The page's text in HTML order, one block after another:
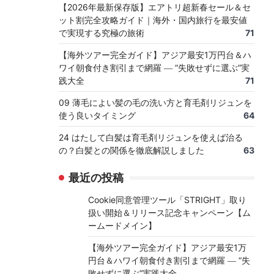
【2026年最新保存版】エアトリ超新春セール＆セ
ット割完全攻略ガイド｜海外・国内旅行を最安値
で実現する究極の旅術
71
【海外ツアー完全ガイド】アジア最安1万円台＆ハ
ワイ朝食付き割引まで網羅 ― “失敗せずに選ぶ”実
践大全
71
09 薄毛によい髪の毛の洗い方と育毛剤リジュンを
使う良いタイミング
64
24 はたして白髪は育毛剤リジュンを使えば治る
の？白髪との関係を徹底解説しました
63
最近の投稿
Cookie同意管理ツール「STRIGHT」取り
扱い開始＆リリース記念キャンペーン【ム
ームードメイン】
【海外ツアー完全ガイド】アジア最安1万
円台＆ハワイ朝食付き割引まで網羅 ― “失